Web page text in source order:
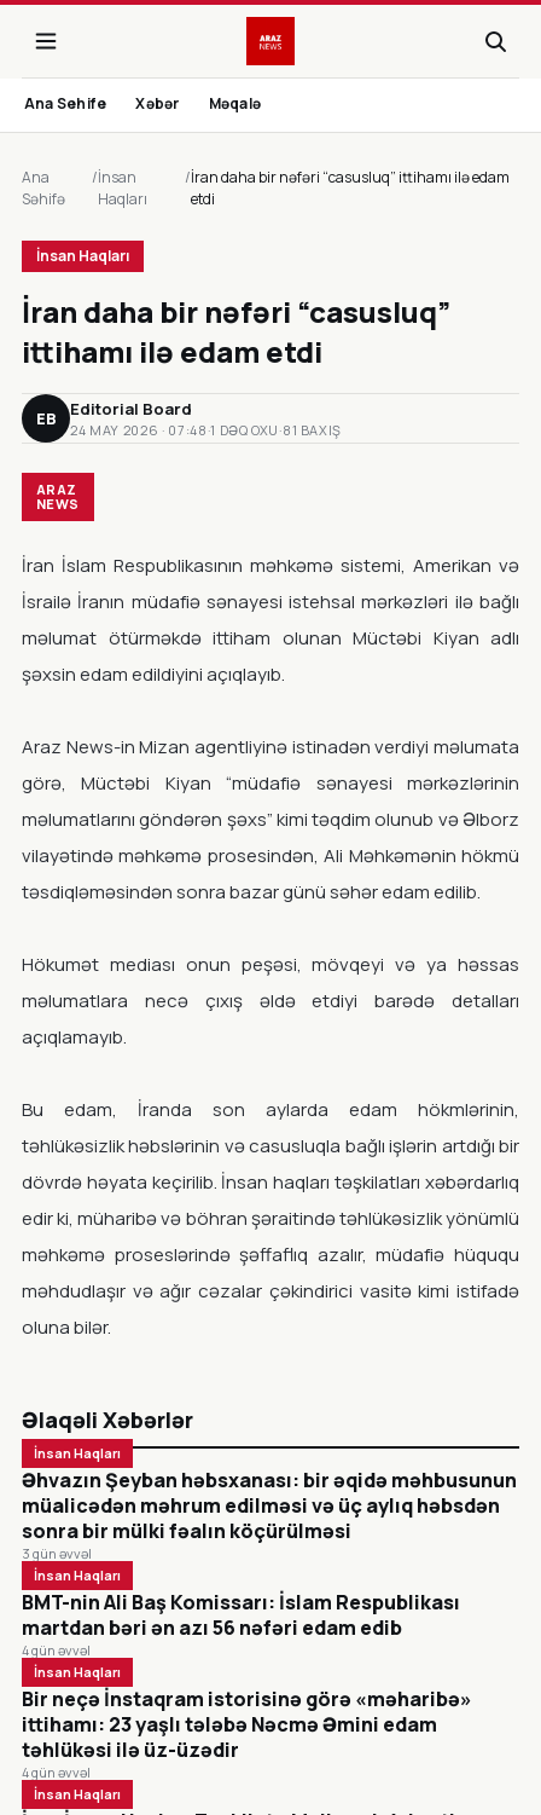
Ana Sehife Xəbər Məqalə
Ana
Səhifə
/İnsan
Haqları
/İran daha bir nəfəri “casusluq” ittihamı ilə edam
etdi
İnsan Haqları
İran daha bir nəfəri “casusluq”
ittihamı ilə edam etdi
EB Editorial Board
24 MAY 2026 · 07:48 ·1 DƏQ OXU ·81 BAXIŞ
ARAZ
NEWS
İran İslam Respublikasının məhkəmə sistemi, Amerikan və
İsrailə İranın müdafiə sənayesi istehsal mərkəzləri ilə bağlı
məlumat ötürməkdə ittiham olunan Müctəbi Kiyan adlı
şəxsin edam edildiyini açıqlayıb.
Araz News-in Mizan agentliyinə istinadən verdiyi məlumata
görə, Müctəbi Kiyan “müdafiə sənayesi mərkəzlərinin
məlumatlarını göndərən şəxs” kimi təqdim olunub və Əlborz
vilayətində məhkəmə prosesindən, Ali Məhkəmənin hökmü
təsdiqləməsindən sonra bazar günü səhər edam edilib.
Hökumət mediası onun peşəsi, mövqeyi və ya həssas
məlumatlara necə çıxış əldə etdiyi barədə detalları
açıqlamayıb.
Bu edam, İranda son aylarda edam hökmlərinin,
təhlükəsizlik həbslərinin və casusluqla bağlı işlərin artdığı bir
dövrdə həyata keçirilib. İnsan haqları təşkilatları xəbərdarlıq
edir ki, müharibə və böhran şəraitində təhlükəsizlik yönümlü
məhkəmə proseslərində şəffaflıq azalır, müdafiə hüququ
məhdudlaşır və ağır cəzalar çəkindirici vasitə kimi istifadə
oluna bilər.
Əlaqəli Xəbərlər
İnsan Haqları
Əhvazın Şeyban həbsxanası: bir əqidə məhbusunun
müalicədən məhrum edilməsi və üç aylıq həbsdən
sonra bir mülki fəalın köçürülməsi
3 gün əvvəl
İnsan Haqları
BMT-nin Ali Baş Komissarı: İslam Respublikası
martdan bəri ən azı 56 nəfəri edam edib
4 gün əvvəl
İnsan Haqları
Bir neçə İnstaqram istorisinə görə «məharibə»
ittihamı: 23 yaşlı tələbə Nəcmə Əmini edam
təhlükəsi ilə üz-üzədir
4 gün əvvəl
İnsan Haqları